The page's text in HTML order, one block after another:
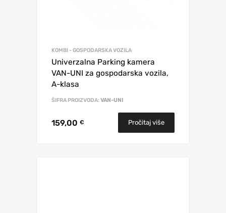
KOMBI - GOSPODARSKA VOZILA
Univerzalna Parking kamera
VAN-UNI za gospodarska vozila,
A-klasa
ŠIFRA PROIZVODA: VAN-UNI
159,00 € Pročitaj više